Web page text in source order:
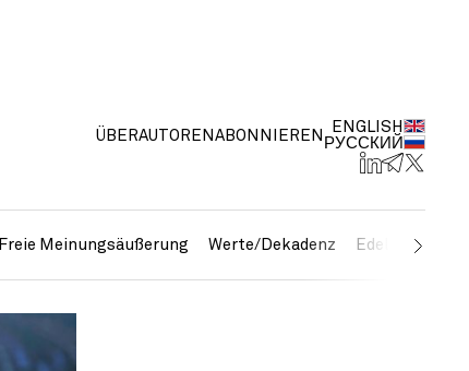
ÜBERAUTOREN ABONNIEREN
ENGLISH
РУССКИЙ
Freie Meinungsäußerung Werte/Dekadenz Edelmetalle